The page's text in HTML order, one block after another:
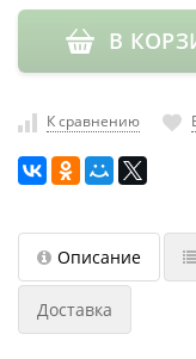
насадки
Хранение
РАСПРОДАЖА
В
К сравнению
Описание
Доставка